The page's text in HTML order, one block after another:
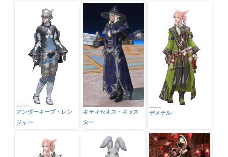
アンダーキープ・レン
ジャー
キティセオス・キャス
ター
デメテル